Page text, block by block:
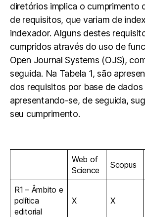
diretórios implica o cumprimento
de requisitos, que variam de
indexador. Alguns destes
cumpridos através do uso de
Open Journal Systems (OJS),
seguida. Na Tabela 1, são
dos requisitos por base de
apresentando-se, de seguida,
seu cumprimento.
Web of
Science
Scopus
R1 – Âmbito e
política
editorial
X X